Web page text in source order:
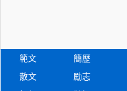
範文 簡歷
散文
勵志